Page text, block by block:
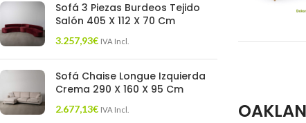
Sofá 3 Piezas Burdeos Tejido
Salón 405 X 112 X 70 Cm
3.257,93€ IVA Incl.
Sofá Chaise Longue Izquierda
Crema 290 X 160 X 95 Cm
2.677,13€ IVA Incl.